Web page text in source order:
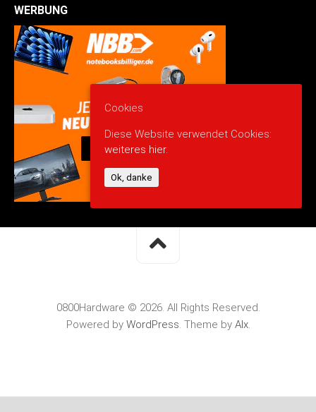
WERBUNG
0800Hardware © 2026. All Rights Reserved.
Powered by WordPress. Theme by Alx.
Cookies
Diese Website verwendet Cookies:
weiteres hier.
Ok, danke